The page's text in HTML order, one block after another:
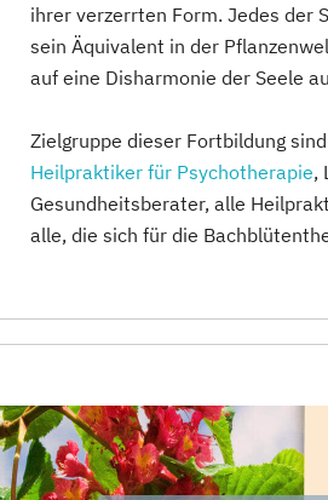
ihrer verzerrten Form. Jedes der
sein Äquivalent in der
auf eine Disharmonie der Seele
Zielgruppe dieser Fortbildung
Heilpraktiker für Psychotherapie,
Gesundheitsberater, alle
alle, die sich für die